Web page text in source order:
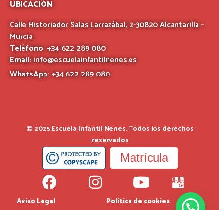
UBICACIÓN
Calle Historiador Salas Larrazábal, 2-30820 Alcantarilla –
Murcia
Teléfono: +34 622 289 080
Email:info@escuelainfantilnenes.es
WhatsApp: +34 622 289 080
© 2025 Escuela Infantil Nenes. Todos los derechos
reservados
Matrícula
Aviso Legal
Política de cookies